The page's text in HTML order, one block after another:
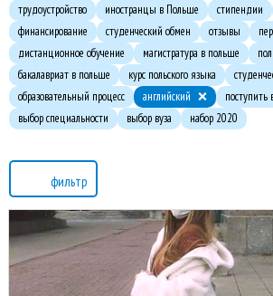
трудоустройство
иностранцы в Польше стипендии
финансирование
студенческий обмен отзывы
дистанционное обучение
магистратура в польше
бакалавриат в польше
курс польского языка
образовательный процесс
английский
выбор специальности
выбор вуза набор 2020
фильтр